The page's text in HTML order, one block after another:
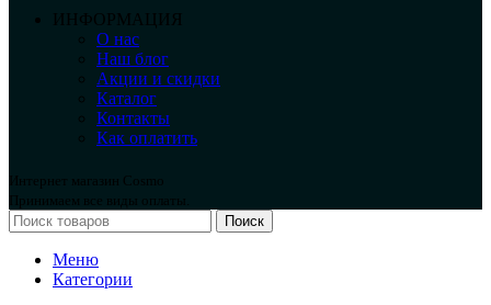
ИНФОРМАЦИЯ
О нас
Наш блог
Акции и скидки
Каталог
Контакты
Как оплатить
Интернет магазин Cosmo
Принимаем все виды оплаты.
Поиск
Меню
Категории